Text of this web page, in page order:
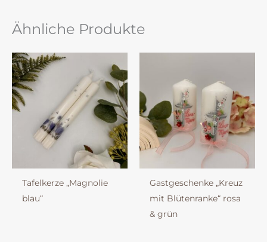
Ähnliche Produkte
Tafelkerze „Magnolie
blau“
Gastgeschenke „Kreuz
mit Blütenranke“ rosa
& grün